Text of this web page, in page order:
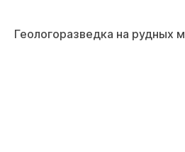
Геологоразведка на рудных